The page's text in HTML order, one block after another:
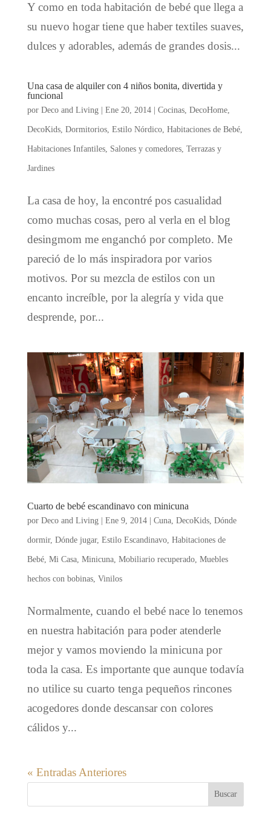
Y como en toda habitación de bebé que llega a
su nuevo hogar tiene que haber textiles suaves,
dulces y adorables, además de grandes dosis...
Una casa de alquiler con 4 niños bonita, divertida y
funcional
por Deco and Living| Ene 20, 2014| Cocinas, DecoHome,
DecoKids, Dormitorios, Estilo Nórdico, Habitaciones de Bebé,
Habitaciones Infantiles, Salones y comedores, Terrazas y
Jardines
La casa de hoy, la encontré pos casualidad
como muchas cosas, pero al verla en el blog
desingmom me enganchó por completo. Me
pareció de lo más inspiradora por varios
motivos. Por su mezcla de estilos con un
encanto increíble, por la alegría y vida que
desprende, por...
Cuarto de bebé escandinavo con minicuna
por Deco and Living| Ene 9, 2014| Cuna, DecoKids, Dónde
dormir, Dónde jugar, Estilo Escandinavo, Habitaciones de
Bebé, Mi Casa, Minicuna, Mobiliario recuperado, Muebles
hechos con bobinas, Vinilos
Normalmente, cuando el bebé nace lo tenemos
en nuestra habitación para poder atenderle
mejor y vamos moviendo la minicuna por
toda la casa. Es importante que aunque todavía
no utilice su cuarto tenga pequeños rincones
acogedores donde descansar con colores
cálidos y...
« Entradas Anteriores